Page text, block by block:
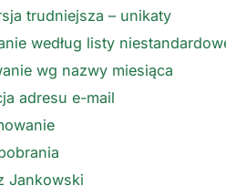
trudniejsza – unikaty
według listy
wg nazwy miesiąca
adresu e-mail
Jankowski